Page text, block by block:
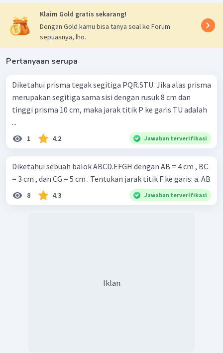
Klaim Gold gratis sekarang!
Dengan Gold kamu bisa tanya soal ke Forum
sepuasnya, lho.
Pertanyaan serupa
Diketahui prisma tegak segitiga PQR.STU. Jika alas prisma
merupakan segitiga sama sisi dengan rusuk 8 cm dan
tinggi prisma 10 cm, maka jarak titik P ke garis TU adalah
...
1 4.2 Jawaban terverifikasi
Diketahui sebuah balok ABCD.EFGH dengan AB = 4 cm , BC
= 3 cm , dan CG = 5 cm . Tentukan jarak titik F ke garis: a. AB
8 4.3 Jawaban terverifikasi
Iklan